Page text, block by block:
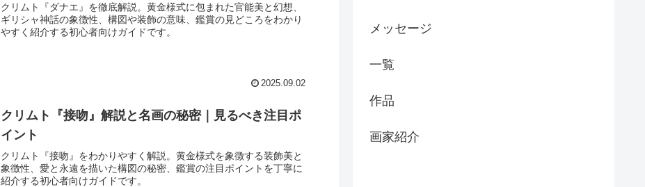
クリムト『ダナエ』を徹底解説。黄金様式に包まれた官能美と幻想、
ギリシャ神話の象徴性、構図や装飾の意味、鑑賞の見どころをわかり
やすく紹介する初心者向けガイドです。
2025.09.02
クリムト『接吻』解説と名画の秘密｜見るべき注目ポ
イント
クリムト『接吻』をわかりやすく解説。黄金様式を象徴する装飾美と
象徴性、愛と永遠を描いた構図の秘密、鑑賞の注目ポイントを丁寧に
紹介する初心者向けガイドです。
メッセージ
一覧
作品
画家紹介